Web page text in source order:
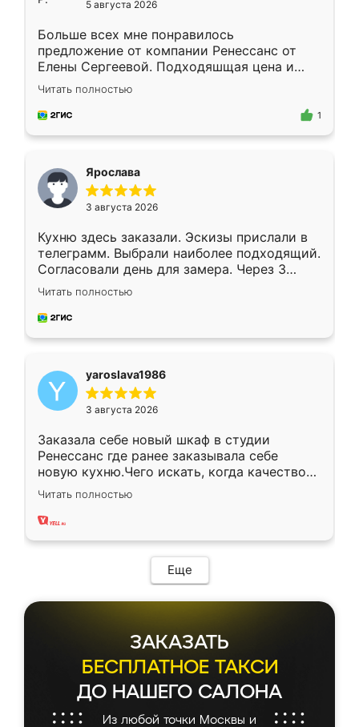
5 августа 2026
Больше всех мне понравилось
предложение от компании Ренессанс от
Елены Сергеевой. Подходяшщая цена и
короткие сроки изготовления. Приехавший
для замера сотрудник Владислав
предложил по моему эскизу самый
Читать полностью
1
Ярослава
3 августа 2026
Кухню здесь заказали. Эскизы прислали в
телеграмм. Выбрали наиболее подходящий.
Согласовали день для замера. Через 3
недели кухня была уже готова. Остались
довольны работой. Спасибо Ренессанс
мебель за качественную работу!
Читать полностью
yaroslava1986
3 августа 2026
Заказала себе новый шкаф в студии
Ренессанс где ранее заказывала себе
новую кухню.Чего искать, когда качеством
вполне довольна. Служит кухня уже почти
два года, нареканий нет.
Читать полностью
Еще
ЗАКАЗАТЬ
БЕСПЛАТНОЕ ТАКСИ
ДО НАШЕГО САЛОНА
Из любой точки Москвы и